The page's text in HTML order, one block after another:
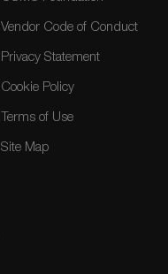
Vendor Code of Conduct
Privacy Statement
Cookie Policy
Terms of Use
Site Map